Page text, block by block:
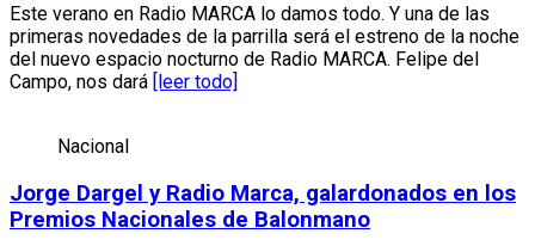
Este verano en Radio MARCA lo damos todo. Y una de las
primeras novedades de la parrilla será el estreno de la noche
del nuevo espacio nocturno de Radio MARCA. Felipe del
Campo, nos dará [leer todo]
Nacional
Jorge Dargel y Radio Marca, galardonados en los
Premios Nacionales de Balonmano